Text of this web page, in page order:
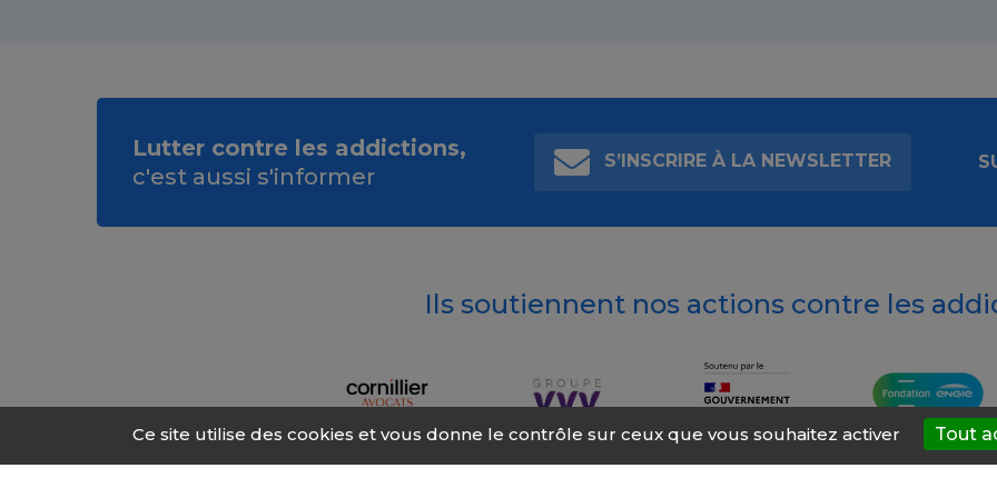
Lutter contre les addictions,
c'est aussi s'informer
S’INSCRIRE À LA NEWSLETTER
Ils soutiennent nos actions contre les
Ce site utilise des cookies et vous donne le contrôle sur ceux que vous souhaitez activer Tout